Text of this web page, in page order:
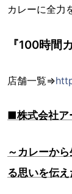
カレーに全力
『100時
店舗一覧⇒
■株式会社ア
～カレーか
る思いを伝